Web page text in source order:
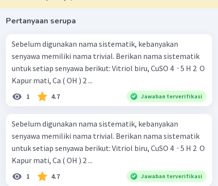
Pertanyaan serupa
Sebelum digunakan nama sistematik, kebanyakan
senyawa memiliki nama trivial. Berikan nama sistematik
untuk setiap senyawa berikut: Vitriol biru, CuSO 4 ​ ⋅ 5 H 2 ​ O
Kapur mati, Ca ( OH ) 2 ​...
1 4.7 Jawaban terverifikasi
Sebelum digunakan nama sistematik, kebanyakan
senyawa memiliki nama trivial. Berikan nama sistematik
untuk setiap senyawa berikut: Vitriol biru, CuSO 4 ​ ⋅ 5 H 2 ​ O
Kapur mati, Ca ( OH ) 2 ​...
1 4.7 Jawaban terverifikasi